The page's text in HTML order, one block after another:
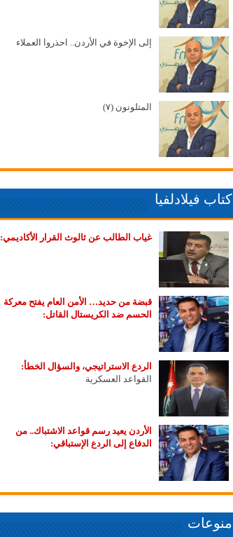
إلى الإخوة في الأردن.. احذروا العملاء
المتلونون (٧)
كتاب فيلادلفيا
غياب الطالب عن ثالوث القرار الأكاديمي:
قبضة من حديد… الأمن العام يفتح معركة
الحسم ضد الكريستال القاتل:
الردع الاستراتيجي، والسؤال الخطأ:
القواعد العسكرية
الأردن يعيد رسم قواعد الاشتباك.. من
الدفاع إلى الردع الإستباقي:
منوعات